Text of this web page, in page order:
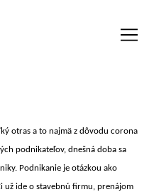
otras a to najmä z dôvodu corona
podnikateľov, dnešná doba sa
Podnikanie je otázkou ako
už ide o stavebnú firmu, prenájom